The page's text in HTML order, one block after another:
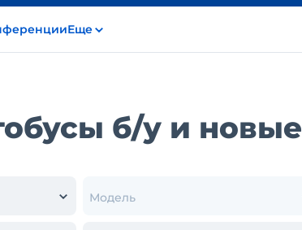
Еще
б/у и новые
Модель